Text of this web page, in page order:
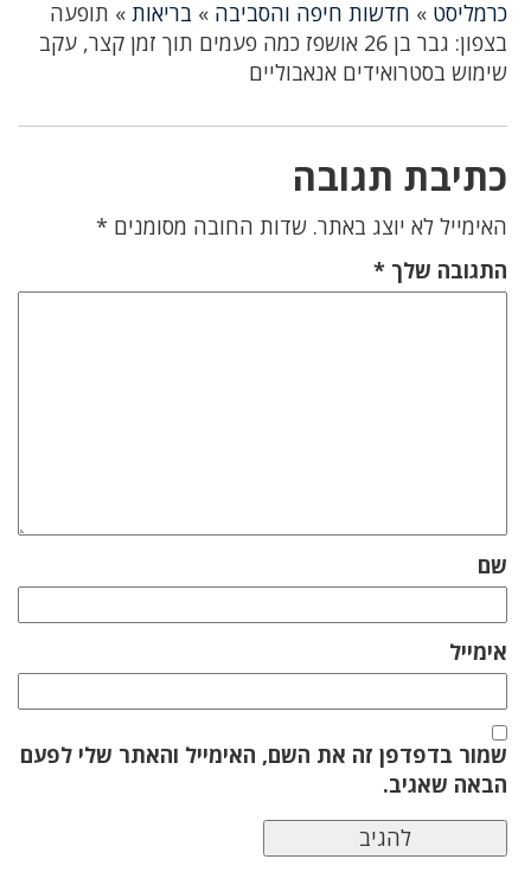
כרמליסט » חדשות חיפה והסביבה » בריאות » תופעה
בצפון: גבר בן 26 אושפז כמה פעמים תוך זמן קצר, עקב
שימוש בסטרואידים אנאבוליים
כתיבת תגובה
האימייל לא יוצג באתר. שדות החובה מסומנים *
התגובה שלך *
שם
אימייל
שמור בדפדפן זה את השם, האימייל והאתר שלי לפעם
הבאה שאגיב.